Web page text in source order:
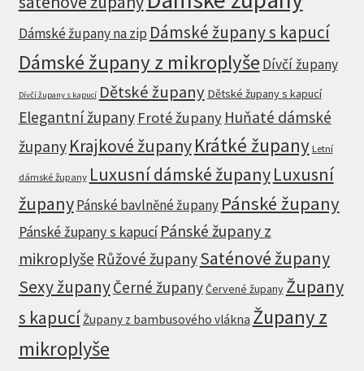
Dámské župany na zip Dámské župany s kapucí
Dámské župany z mikroplyše Dívčí župany
Dívčí župany s kapucí Dětské župany Dětské župany s kapucí
Elegantní župany Froté župany Huňaté dámské
župany Krajkové županyKrátké župany Letní
dámské župany Luxusní dámské županyLuxusní
županyPánské bavlněné župany Pánské župany
Pánské župany s kapucí Pánské župany z
mikroplyše Růžové županySaténové župany
Sexy županyČerné županyČervené župany Župany
s kapucí Župany z bambusového vlákna Župany z
mikroplyše